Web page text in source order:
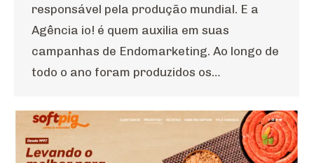
responsável pela produção mundial. E a
Agência io! é quem auxilia em suas
campanhas de Endomarketing. Ao longo de
todo o ano foram produzidos os…